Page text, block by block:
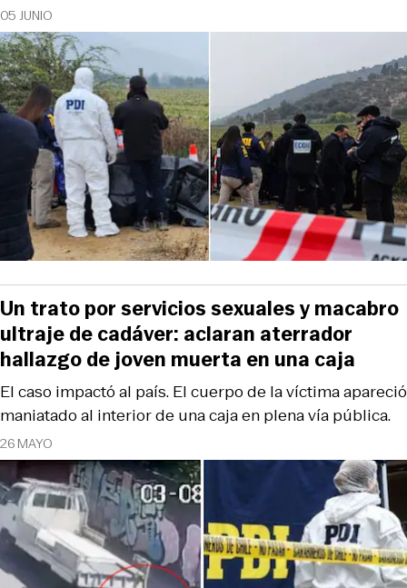
05 JUNIO
26 MAYO
El caso impactó al país. El cuerpo de la víctima apareció
maniatado al interior de una caja en plena vía pública.
Un trato por servicios sexuales y macabro
ultraje de cadáver: aclaran aterrador
hallazgo de joven muerta en una caja